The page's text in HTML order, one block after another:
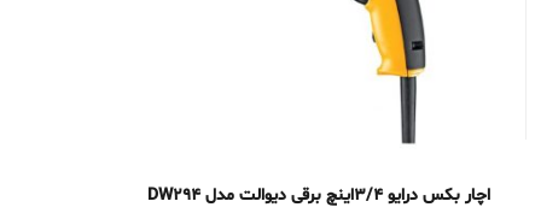
اچار بکس درایو 3/4اینچ برقی دیوالت مدل DW294